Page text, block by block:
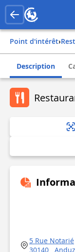
Point d'intérêt›
Description
5 Rue Notarié
30140